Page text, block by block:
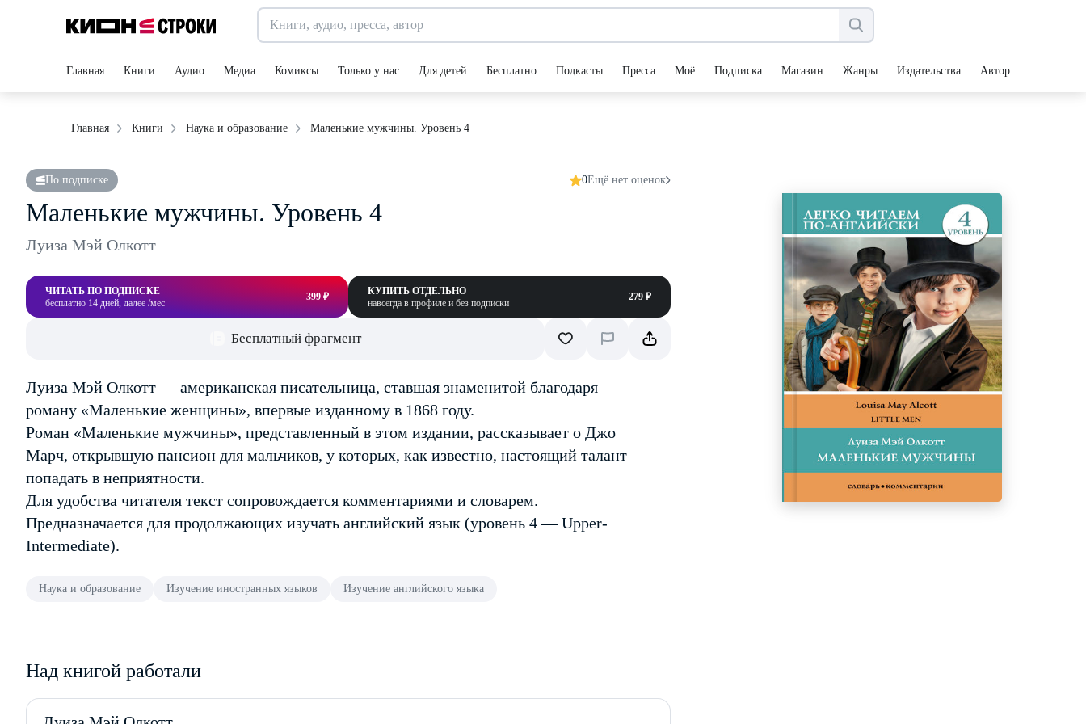
Главная Книги Аудио Медиа Комиксы Только у нас Для детей Бесплатно Подкасты Пресса Моё Подписка Магазин Жанры Издательства Авторы
Главная Книги Наука и образование Маленькие мужчины. Уровень 4
По подписке 0Ещё нет оценок
Маленькие мужчины. Уровень 4
Луиза Мэй Олкотт
ЧИТАТЬ ПО ПОДПИСКЕ
бесплатно 14 дней, далее /мес
399 ₽
КУПИТЬ ОТДЕЛЬНО
навсегда в профиле и без подписки
279 ₽
Бесплатный фрагмент
Луиза Мэй Олкотт — американская писательница, ставшая знаменитой благодаря
роману «Маленькие женщины», впервые изданному в 1868 году.
Роман «Маленькие мужчины», представленный в этом издании, рассказывает о Джо
Марч, открывшую пансион для мальчиков, у которых, как известно, настоящий талант
попадать в неприятности.
Для удобства читателя текст сопровождается комментариями и словарем.
Предназначается для продолжающих изучать английский язык (уровень 4 — Upper-
Intermediate).
Наука и образование Изучение иностранных языков Изучение английского языка
Над книгой работали